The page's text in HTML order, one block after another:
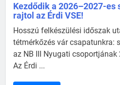
Kezdődik a 2026–2027-es
rajtol az Érdi VSE!
Hosszú felkészülési időszak
tétmérkőzés vár csapatunkra:
az NB III Nyugati
Az Érdi ...